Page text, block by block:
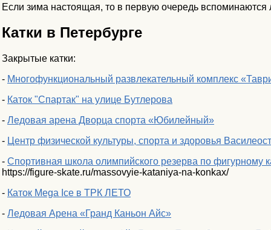
Если зима настоящая, то в первую очередь вспоминаются
Катки в Петербурге
Закрытые катки:
- Многофункциональный развлекательный комплекс
- Каток "Спартак" на улице Бутлерова
- Ледовая арена Дворца спорта «Юбилейный»
- Центр физической культуры, спорта и здоровья
- Спортивная школа олимпийского резерва по фигурному
https://figure-skate.ru/massovyie-kataniya-na-konkax/
- Каток Mega Ice в ТРК ЛЕТО
- Ледовая Арена «Гранд Каньон Айс»